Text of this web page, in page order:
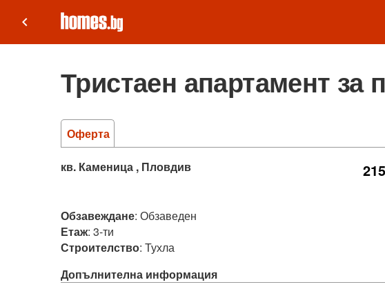
keyboard_arrow_left
Тристаен апартамент за
Оферта
кв. Каменица , Пловдив
Обзавеждане: Обзаведен
Етаж: 3-ти
Строителство: Тухла
Допълнителна информация